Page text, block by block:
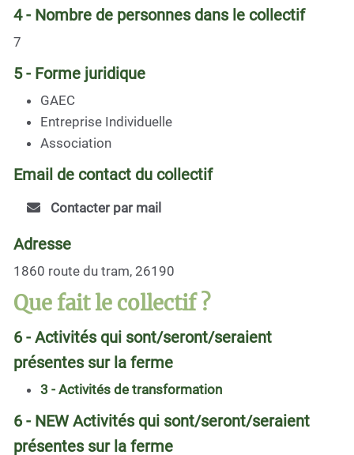
4 - Nombre de personnes dans le collectif
7
5 - Forme juridique
GAEC
Entreprise Individuelle
Association
Email de contact du collectif
Contacter par mail
Adresse
1860 route du tram, 26190
Que fait le collectif ?
6 - Activités qui sont/seront/seraient
présentes sur la ferme
3 - Activités de transformation
6 - NEW Activités qui sont/seront/seraient
présentes sur la ferme